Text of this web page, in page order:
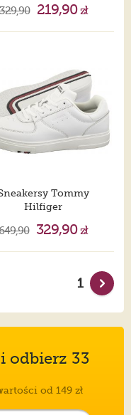
219,90zł
Tommy
Hilfiger
329,90zł
1
odbierz 33
od 149 zł